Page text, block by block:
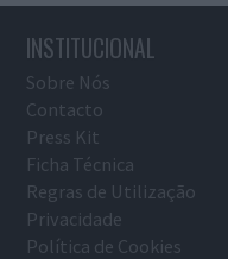
INSTITUCIONAL
Sobre Nós
Contacto
Press Kit
Ficha Técnica
Regras de Utilização
Privacidade
Política de Cookies